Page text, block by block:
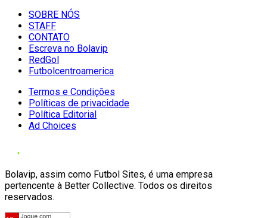
SOBRE NÓS
STAFF
CONTATO
Escreva no Bolavip
RedGol
Futbolcentroamerica
Termos e Condições
Políticas de privacidade
Política Editorial
Ad Choices
Bolavip, assim como Futbol Sites, é uma empresa
pertencente à Better Collective. Todos os direitos
reservados.